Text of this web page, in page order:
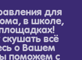
для
в школе,
всё
о Вашем
поможем с